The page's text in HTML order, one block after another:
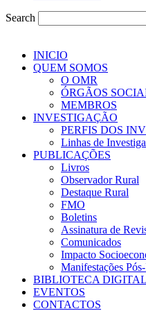
Search
INICIO
QUEM SOMOS
O OMR
ÓRGÃOS
MEMBROS
INVESTIGAÇÃO
PERFIS DOS
Linhas de
PUBLICAÇÕES
Livros
Observador Rural
Destaque Rural
FMO
Boletins
Assinatura de
Comunicados
Impacto
Manifestações
BIBLIOTECA DIGITAL
EVENTOS
CONTACTOS